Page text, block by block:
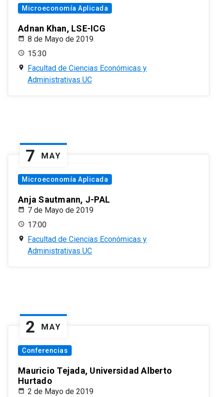
Microeconomía Aplicada
Adnan Khan, LSE-ICG
8 de Mayo de 2019
15:30
Facultad de Ciencias Económicas y
Administrativas UC
7 MAY
Microeconomía Aplicada
Anja Sautmann, J-PAL
7 de Mayo de 2019
17:00
Facultad de Ciencias Económicas y
Administrativas UC
2 MAY
Conferencias
Mauricio Tejada, Universidad Alberto
Hurtado
2 de Mayo de 2019